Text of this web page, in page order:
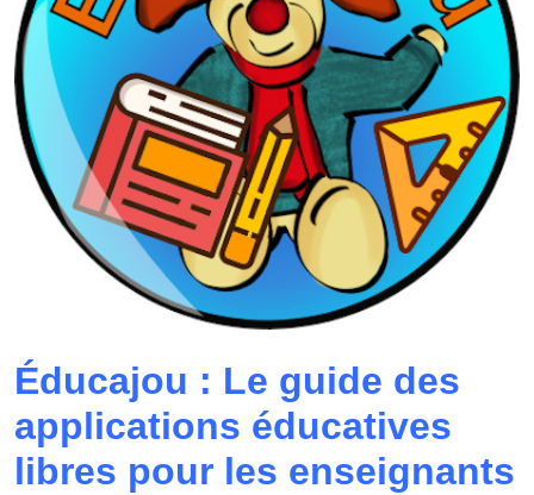
Éducajou : Le guide des
applications éducatives
libres pour les enseignants